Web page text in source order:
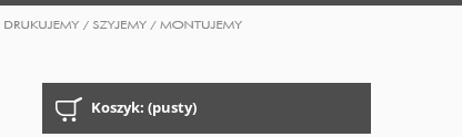
Koszyk: (pusty)